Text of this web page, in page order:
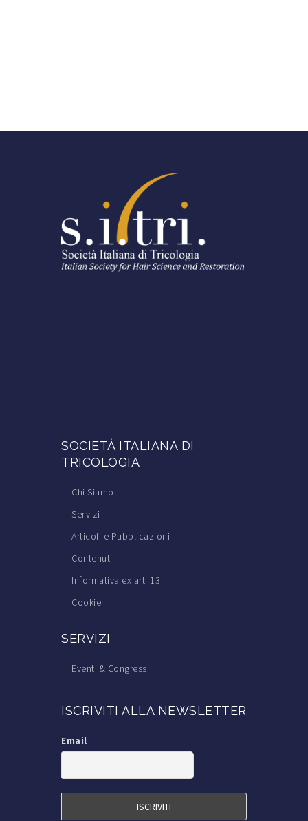
SOCIETÀ ITALIANA DI
TRICOLOGIA
Chi Siamo
Servizi
Articoli e Pubblicazioni
Contenuti
Informativa ex art. 13
Cookie
SERVIZI
Eventi & Congressi
Trova il Medico Tricologo
Iscrizione alla S.I.Tri.
Blog Calvizie
ISCRIVITI ALLA NEWSLETTER
Email